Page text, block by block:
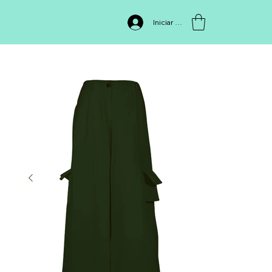
Iniciar sesión
PANTALON P146,VERDE